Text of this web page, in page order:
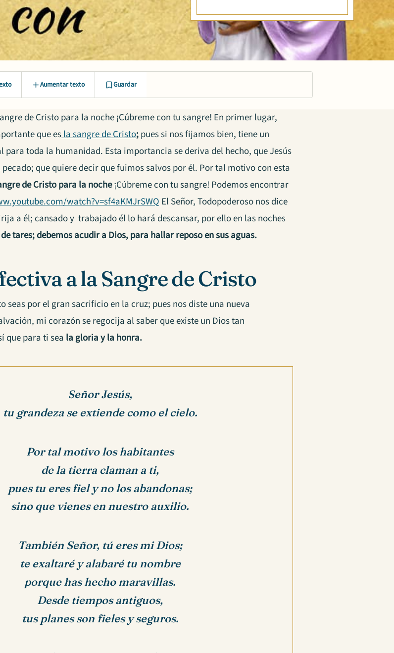
Aumentar texto Guardar
de Cristo para la noche ¡Cúbreme con tu sangre! En primer lugar,
que esla sangre de Cristo;pues si nos fijamos bien, tiene un
para toda la humanidad. Esta importancia se deriva del hecho, que Jesús
que quiere decir que fuimos salvos por él. Por tal motivo con esta
de Cristo para la noche¡Cúbreme con tu sangre! Podemos encontrar
watch?v=sf4aKMJrSWQ El Señor, Todopoderoso nos dice
a él; cansado y trabajado él lo hará descansar, por ello en las noches
tares; debemos acudir a Dios, para hallar reposo en sus aguas.
a la Sangre de Cristo
seas por el gran sacrificio en la cruz; pues nos diste una nueva
mi corazón se regocija al saber que existe un Dios tan
que para ti sea la gloria y la honra.
Señor Jesús,
tu grandeza se extiende como el cielo.
Por tal motivo los habitantes
de la tierra claman a ti,
pues tu eres fiel y no los abandonas;
sino que vienes en nuestro auxilio.
También Señor, tú eres mi Dios;
te exaltaré y alabaré tu nombre
porque has hecho maravillas.
Desde tiempos antiguos,
tus planes son fieles y seguros.